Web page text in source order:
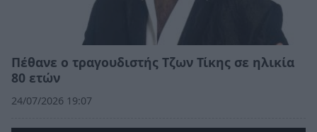
Πέθανε ο τραγουδιστής Τζων Τίκης σε ηλικία
80 ετών
24/07/2026 19:07